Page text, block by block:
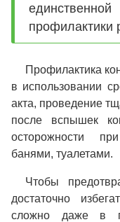
профилактики
Профилактика
в использовании
акта, проведение
после вспышек
осторожности
банями, туалетами.
Чтобы
достаточно
сложно даже в